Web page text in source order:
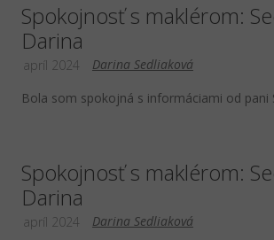
Spokojnosť s maklérom:
Darina
Darina Sedliaková
apríl 2024
Bola som spokojná s informáciami od pani
Spokojnosť s maklérom:
Darina
Darina Sedliaková
apríl 2024